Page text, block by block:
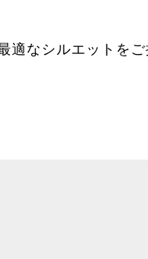
適なシルエットをご